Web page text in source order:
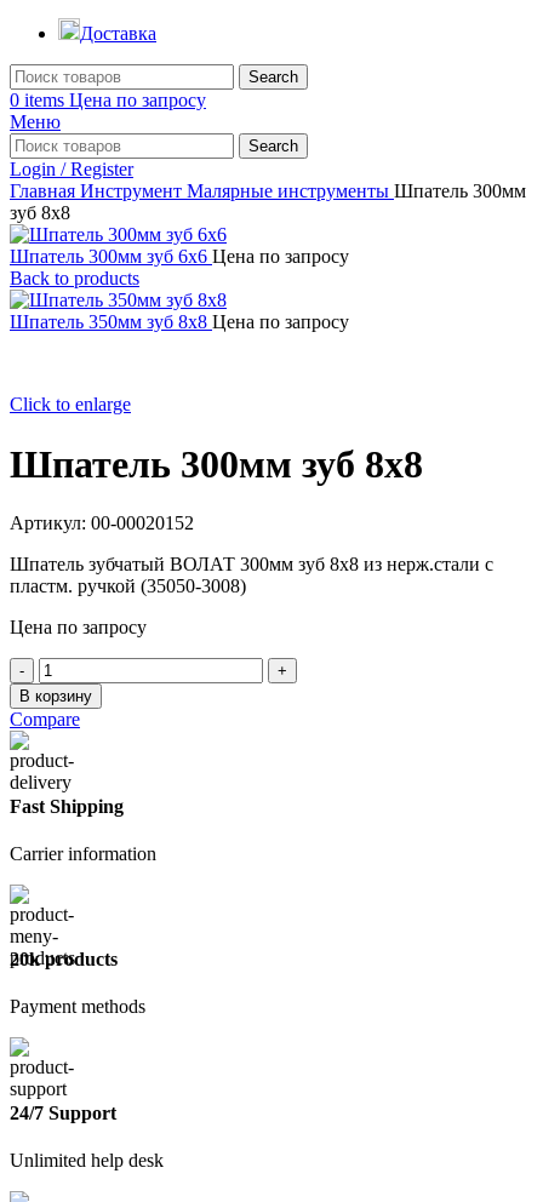
Доставка
Search
0 items Цена по запросу
Меню
Search
Login / Register
Главная Инструмент Малярные инструменты Шпатель 300мм
зуб 8х8
Шпатель 300мм зуб 6х6 Цена по запросу
Back to products
Шпатель 350мм зуб 8х8 Цена по запросу
Click to enlarge
Шпатель 300мм зуб 8х8
Артикул: 00-00020152
Шпатель зубчатый ВОЛАТ 300мм зуб 8х8 из нерж.стали с
пластм. ручкой (35050-3008)
Цена по запросу
Количество
товара
Шпатель
300мм
зуб
8х8
В корзину
Compare
Fast Shipping
Carrier information
20k products
Payment methods
24/7 Support
Unlimited help desk